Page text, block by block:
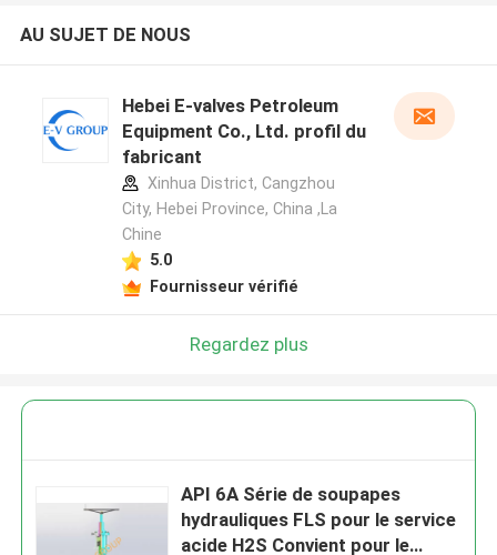
AU SUJET DE NOUS
Hebei E-valves Petroleum
Equipment Co., Ltd. profil du
fabricant
Xinhua District, Cangzhou
City, Hebei Province, China ,La
Chine
5.0
Fournisseur vérifié
Regardez plus
API 6A Série de soupapes
hydrauliques FLS pour le service
acide H2S Convient pour le